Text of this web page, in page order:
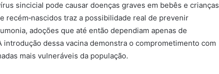
sincicial pode causar doenças graves em bebês e crianças
recém‑nascidos traz a possibilidade real de prevenir
adoções que até então dependiam apenas de
dessa vacina demonstra o comprometimento com
mais vulneráveis da população.